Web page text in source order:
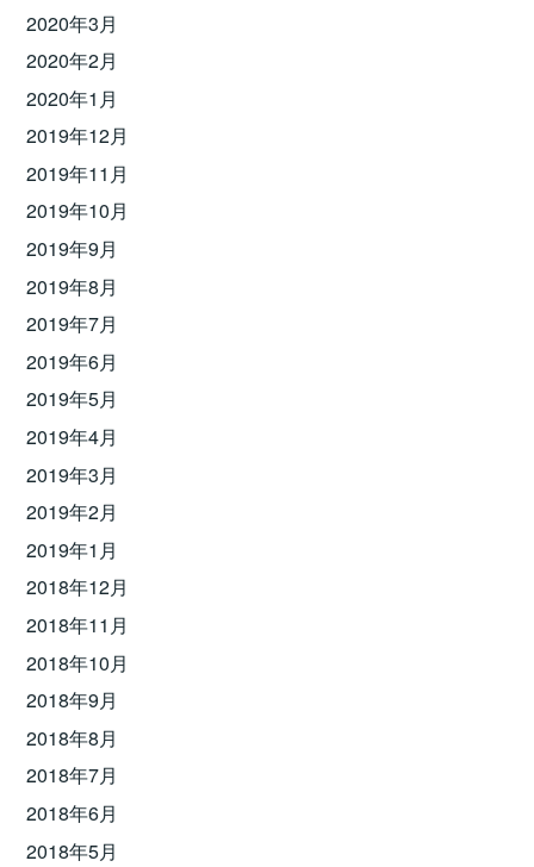
2020年3月
2020年2月
2020年1月
2019年12月
2019年11月
2019年10月
2019年9月
2019年8月
2019年7月
2019年6月
2019年5月
2019年4月
2019年3月
2019年2月
2019年1月
2018年12月
2018年11月
2018年10月
2018年9月
2018年8月
2018年7月
2018年6月
2018年5月